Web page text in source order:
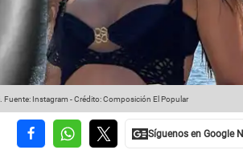
Fuente: Instagram -Crédito: Composición El Popular